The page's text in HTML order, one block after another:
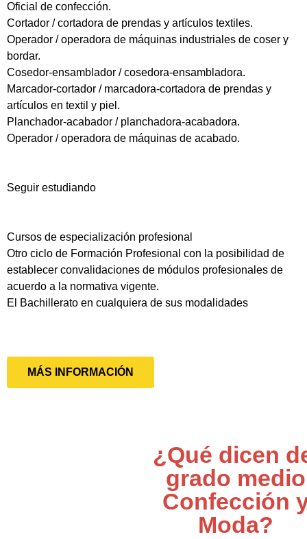
Oficial de confección.
Cortador / cortadora de prendas y artículos textiles.
Operador / operadora de máquinas industriales de coser y
bordar.
Cosedor-ensamblador / cosedora-ensambladora.
Marcador-cortador / marcadora-cortadora de prendas y
artículos en textil y piel.
Planchador-acabador / planchadora-acabadora.
Operador / operadora de máquinas de acabado.
Seguir estudiando
Cursos de especialización profesional
Otro ciclo de Formación Profesional con la posibilidad de
establecer convalidaciones de módulos profesionales de
acuerdo a la normativa vigente.
El Bachillerato en cualquiera de sus modalidades
MÁS INFORMACIÓN
¿Qué dicen
grado medio
Confección
Moda?